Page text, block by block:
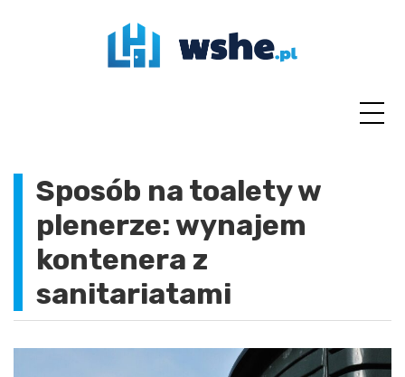
Sposób na toalety w
plenerze: wynajem
kontenera z
sanitariatami